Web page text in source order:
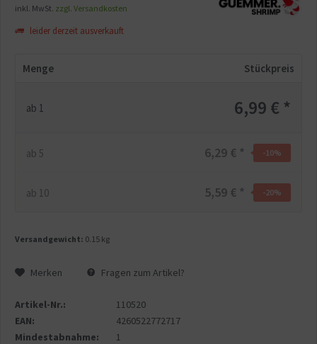
inkl. MwSt. zzgl. Versandkosten
leider derzeit ausverkauft
Menge Stückpreis
ab 1 6,99 € *
ab 5 6,29 € * -10%
ab 10 5,59 € * -20%
Versandgewicht: 0.15 kg
Merken Fragen zum Artikel?
Artikel-Nr.:
110520
EAN:
4260522772717
Mindestabnahme:
1